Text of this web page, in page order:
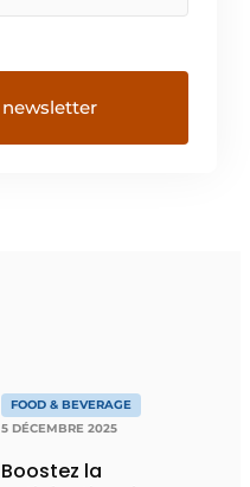
FOOD & BEVERAGE
5 DÉCEMBRE 2025
Boostez la